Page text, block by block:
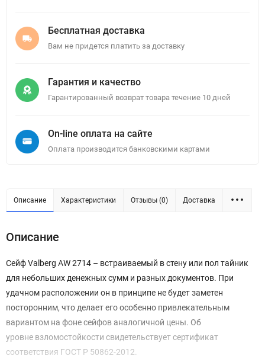
Бесплатная доставка
Вам не придется платить за доставку
Гарантия и качество
Гарантированный возврат товара течение 10 дней
On-line оплата на сайте
Оплата производится банковскими картами
Описание Характеристики Отзывы (0) Доставка
Описание
Сейф Valberg AW 2714 – встраиваемый в стену или пол тайник
для небольших денежных сумм и разных документов. При
удачном расположении он в принципе не будет заметен
посторонним, что делает его особенно привлекательным
вариантом на фоне сейфов аналогичной цены. Об
уровне взломостойкости свидетельствует сертификат
соответствия ГОСТ Р 50862-2012.